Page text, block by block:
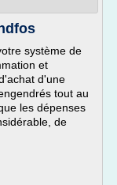
système de
et
d'une
tout au
les dépenses
de